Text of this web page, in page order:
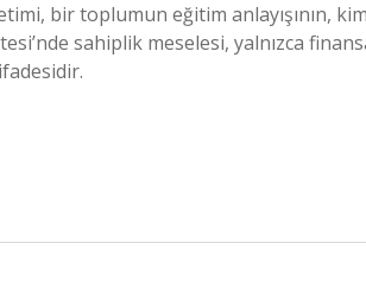
bir toplumun eğitim anlayışının,
sahiplik meselesi, yalnızca